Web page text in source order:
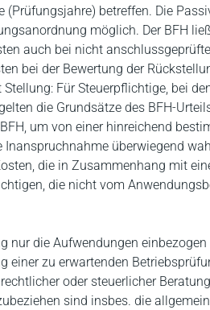
betreffen. Die
möglich. Der BFH
auch bei nicht
bei der Bewertung der
Für Steuerpflichtige, bei
die Grundsätze des BFH-
um von einer hinreichend
Inanspruchnahme überwiegend
die in Zusammenhang mit
die nicht vom
nur die Aufwendungen
einer zu erwartenden
oder steuerlicher
sind insbes. die